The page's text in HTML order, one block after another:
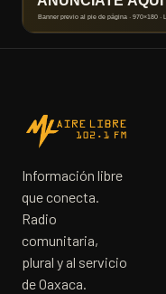
Información libre
que conecta.
Radio
comunitaria,
plural y al servicio
de Oaxaca.